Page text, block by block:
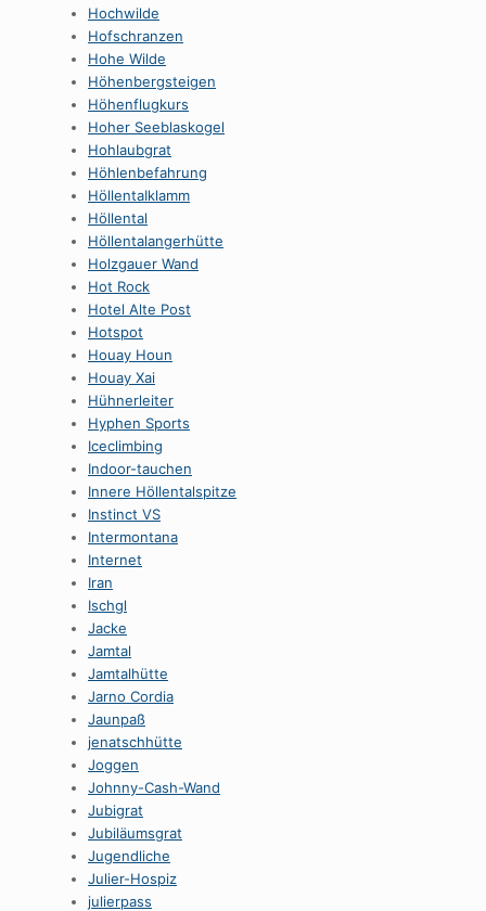
Hochwilde
Hofschranzen
Hohe Wilde
Höhenbergsteigen
Höhenflugkurs
Hoher Seeblaskogel
Hohlaubgrat
Höhlenbefahrung
HöllentaIklamm
Höllental
Höllentalangerhütte
Holzgauer Wand
Hot Rock
Hotel Alte Post
Hotspot
Houay Houn
Houay Xai
Hühnerleiter
Hyphen Sports
Iceclimbing
Indoor-tauchen
Innere Höllentalspitze
Instinct VS
Intermontana
Internet
Iran
Ischgl
Jacke
Jamtal
Jamtalhütte
Jarno Cordia
Jaunpaß
jenatschhütte
Joggen
Johnny-Cash-Wand
Jubigrat
Jubiläumsgrat
Jugendliche
Julier-Hospiz
julierpass